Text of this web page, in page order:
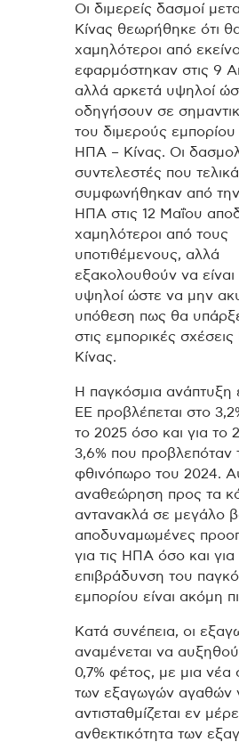
Οι διμερείς δασμοί
Κίνας θεωρήθηκε ότι θα
χαμηλότεροι από
εφαρμόστηκαν στις 9
αλλά αρκετά υψηλοί
οδηγήσουν σε
του διμερούς
ΗΠΑ – Κίνας. Οι
συντελεστές που τελικά
συμφωνήθηκαν από την
ΗΠΑ στις 12 Μαΐου
χαμηλότεροι από τους
υποτιθέμενους, αλλά
εξακολουθούν να είναι
υψηλοί ώστε να μην
υπόθεση πως θα
στις εμπορικές
Κίνας.
Η παγκόσμια ανάπτυξη
ΕΕ προβλέπεται στο
το 2025 όσο και για το
3,6% που προβλεπόταν
φθινόπωρο του 2024.
αναθεώρηση προς τα
αντανακλά σε μεγάλο
αποδυναμωμένες
για τις ΗΠΑ όσο και για
επιβράδυνση του
εμπορίου είναι ακόμη
Κατά συνέπεια, οι
αναμένεται να
0,7% φέτος, με μια νέα
των εξαγωγών αγαθών
αντισταθμίζεται εν
ανθεκτικότητα των